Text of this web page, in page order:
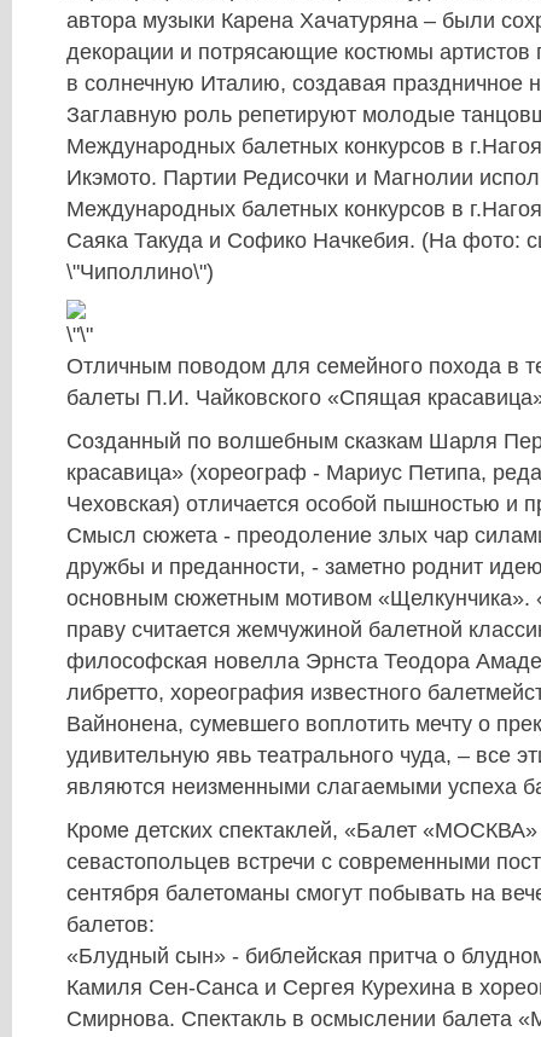
автора музыки Карена Хачатуряна – были
декорации и потрясающие костюмы артистов
в солнечную Италию, создавая праздничное
Заглавную роль репетируют молодые
Международных балетных конкурсов в
Икэмото. Партии Редисочки и Магнолии
Международных балетных конкурсов в
Саяка Такуда и Софико Начкебия. (На фото:
\"Чиполлино\")
Отличным поводом для семейного похода в
балеты П.И. Чайковского «Спящая
Созданный по волшебным сказкам Шарля
красавица» (хореограф - Мариус Петипа,
Чеховская) отличается особой пышностью и
Смысл сюжета - преодоление злых чар
дружбы и преданности, - заметно роднит
основным сюжетным мотивом «Щелкунчика».
праву считается жемчужиной балетной
философская новелла Эрнста Теодора
либретто, хореография известного
Вайнонена, сумевшего воплотить мечту о
удивительную явь театрального чуда, – все
являются неизменными слагаемыми успеха
Кроме детских спектаклей, «Балет «МОСКВА»
севастопольцев встречи с современными
сентября балетоманы смогут побывать на
балетов:
«Блудный сын» - библейская притча о
Камиля Сен-Санса и Сергея Курехина в
Смирнова. Спектакль в осмыслении балета